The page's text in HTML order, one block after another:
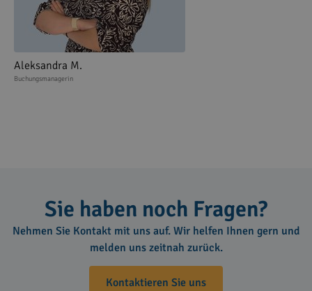
Aleksandra M.
Buchungsmanagerin
Sie haben noch Fragen?
Nehmen Sie Kontakt mit uns auf. Wir helfen Ihnen gern und
melden uns zeitnah zurück.
Kontaktieren Sie uns